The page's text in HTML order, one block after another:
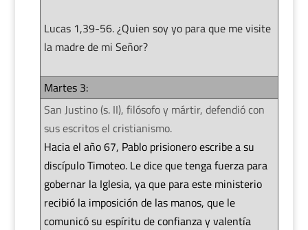
Lucas 1,39-56. ¿Quien soy yo para que me visite
la madre de mi Señor?
Martes 3:
San Justino (s. II), filósofo y mártir, defendió con
sus escritos el cristianismo.
Hacia el año 67, Pablo prisionero escribe a su
discípulo Timoteo. Le dice que tenga fuerza para
gobernar la Iglesia, ya que para este ministerio
recibió la imposición de las manos, que le
comunicó su espíritu de confianza y valentía